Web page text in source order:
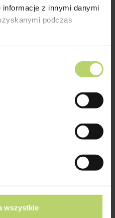
informacje z innymi danymi
podczas
wszystkie
Badań i
opracowanie
wytwarzania
hybrydowych H-
efektywności